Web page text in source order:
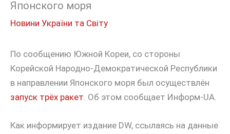
Японского моря
Новини України та Світу
По сообщению Южной Кореи, со стороны
Корейской Народно-Демократической Республики
в направлении Японского моря был осуществлён
запуск трёх ракет. Об этом сообщает Информ-UA.
Как информирует издание DW, ссылаясь на данные